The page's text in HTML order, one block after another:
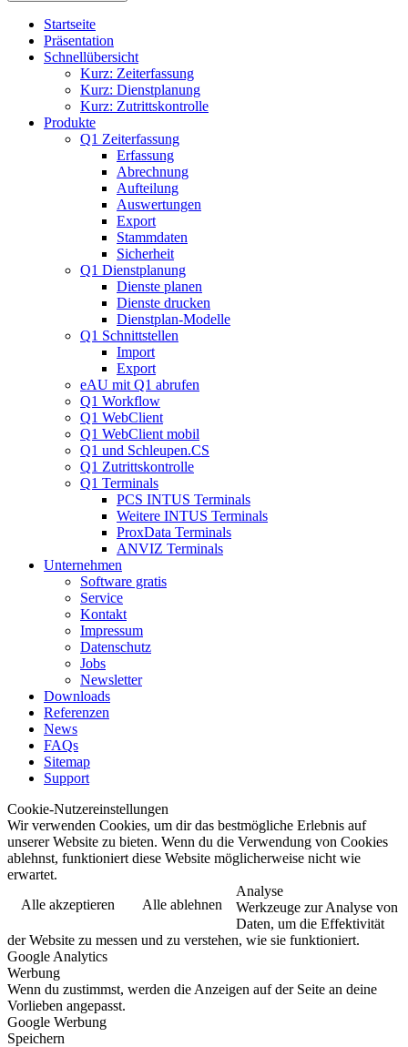
Startseite
Präsentation
Schnellübersicht
Kurz: Zeiterfassung
Kurz: Dienstplanung
Kurz: Zutrittskontrolle
Produkte
Q1 Zeiterfassung
Erfassung
Abrechnung
Aufteilung
Auswertungen
Export
Stammdaten
Sicherheit
Q1 Dienstplanung
Dienste planen
Dienste drucken
Dienstplan-Modelle
Q1 Schnittstellen
Import
Export
eAU mit Q1 abrufen
Q1 Workflow
Q1 WebClient
Q1 WebClient mobil
Q1 und Schleupen.CS
Q1 Zutrittskontrolle
Q1 Terminals
PCS INTUS Terminals
Weitere INTUS Terminals
ProxData Terminals
ANVIZ Terminals
Unternehmen
Software gratis
Service
Kontakt
Impressum
Datenschutz
Jobs
Newsletter
Downloads
Referenzen
News
FAQs
Sitemap
Support
Cookie-Nutzereinstellungen
Wir verwenden Cookies, um dir das bestmögliche Erlebnis auf
unserer Website zu bieten. Wenn du die Verwendung von Cookies
ablehnst, funktioniert diese Website möglicherweise nicht wie
erwartet.
Alle akzeptieren
Alle ablehnen
Analyse
Werkzeuge zur Analyse von
Daten, um die Effektivität
der Website zu messen und zu verstehen, wie sie funktioniert.
Google Analytics
Werbung
Wenn du zustimmst, werden die Anzeigen auf der Seite an deine
Vorlieben angepasst.
Google Werbung
Speichern